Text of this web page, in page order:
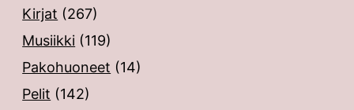
Kirjat (267)
Musiikki (119)
Pakohuoneet (14)
Pelit (142)